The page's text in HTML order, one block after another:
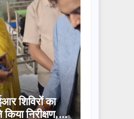
उत्तराखण्ड
तीलू रौतेली पुरस्कार के
लिए 13 महिलाओं का